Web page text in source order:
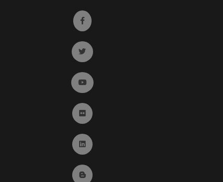
Ir a facebook (abre en ventana nueva)
Ir a twitter (abre en ventana nueva)
Ir a YouTube (abre en ventana nueva)
Ir a Flickr (abre en ventana nueva)
Ir a Linkedin (abre en ventana nueva)
Ir al Blog (abre en ventana nueva)